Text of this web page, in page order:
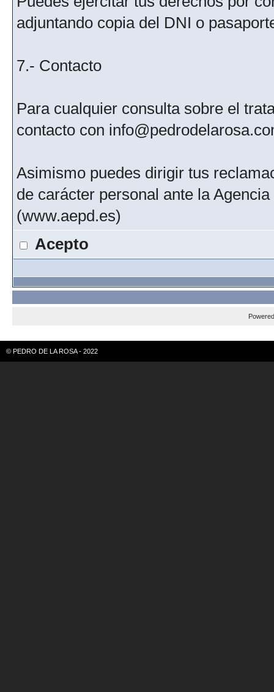
adjuntando copia del DNI o
7.- Contacto
Para cualquier consulta sobre el
contacto con
Asimismo puedes dirigir tus
de carácter personal ante la
(www.aepd.es)
Acepto
© PEDRO DE LA ROSA - 2022